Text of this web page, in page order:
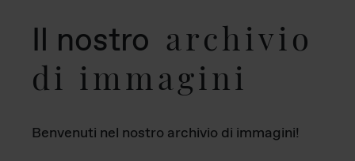
Il nostro archivio
di immagini
Benvenuti nel nostro archivio di immagini!